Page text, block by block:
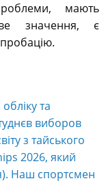
мають
значення, є
та
виборов
з тайського
2026, який
Наш спортсмен